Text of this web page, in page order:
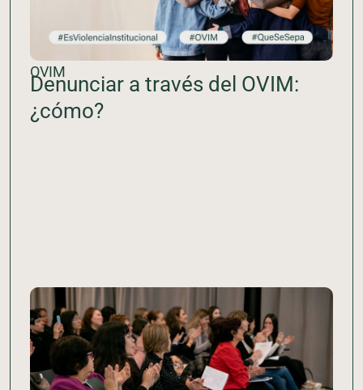
OVIM
Denunciar a través del OVIM:
¿cómo?